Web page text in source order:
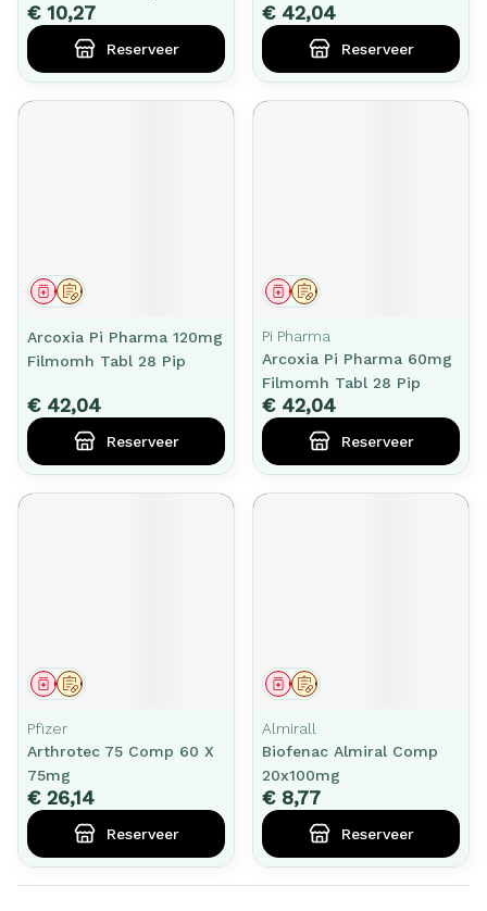
€ 10,27
Reserveer
€ 42,04
Reserveer
Op voorschrift
Geneesmiddel
Arcoxia Pi Pharma 120mg
Filmomh Tabl 28 Pip
€ 42,04
Reserveer
Op voorschrift
Geneesmiddel
Pi Pharma
Arcoxia Pi Pharma 60mg
Filmomh Tabl 28 Pip
€ 42,04
Reserveer
Op voorschrift
Geneesmiddel
Pfizer
Arthrotec 75 Comp 60 X
75mg
€ 26,14
Reserveer
Op voorschrift
Geneesmiddel
Almirall
Biofenac Almiral Comp
20x100mg
€ 8,77
Reserveer